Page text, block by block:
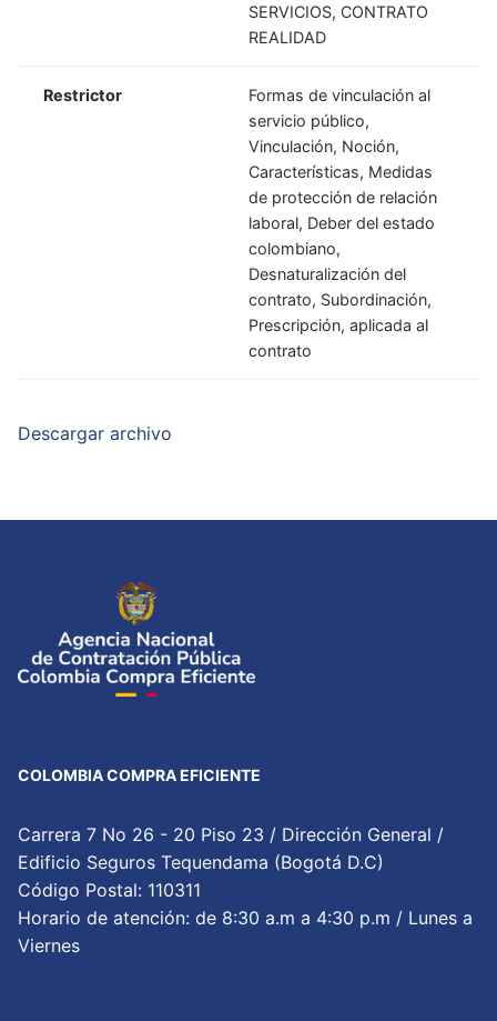
SERVICIOS, CONTRATO
REALIDAD
Restrictor
Formas de vinculación al
servicio público,
Vinculación, Noción,
Características, Medidas
de protección de relación
laboral, Deber del estado
colombiano,
Desnaturalización del
contrato, Subordinación,
Prescripción, aplicada al
contrato
Descargar archivo
COLOMBIA COMPRA EFICIENTE
Carrera 7 No 26 - 20 Piso 23 / Dirección General /
Edificio Seguros Tequendama (Bogotá D.C)
Código Postal: 110311
Horario de atención: de 8:30 a.m a 4:30 p.m / Lunes a
Viernes